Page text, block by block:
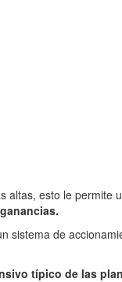
altas, esto le permite
sistema de
típico de las